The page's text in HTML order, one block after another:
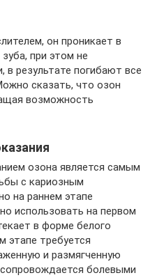
он проникает в
при этом не
в результате погибают все
сказать, что озон
возможность
озона является самым
с кариозным
на раннем этапе
использовать на первом
в форме белого
этапе требуется
и размягченную
болевыми